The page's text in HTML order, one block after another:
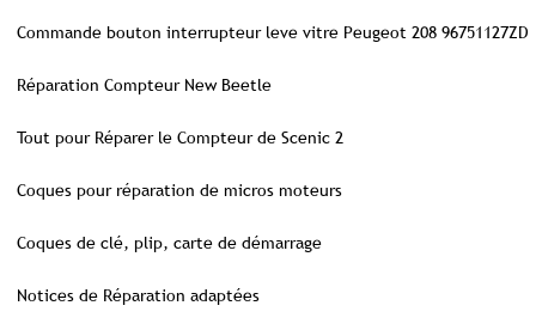
Commande bouton interrupteur leve vitre Peugeot 208 96751127ZD
Réparation Compteur New Beetle
Tout pour Réparer le Compteur de Scenic 2
Coques pour réparation de micros moteurs
Coques de clé, plip, carte de démarrage
Notices de Réparation adaptées